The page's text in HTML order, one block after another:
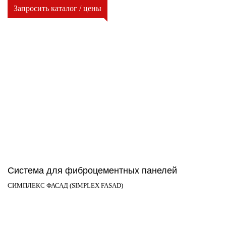
Запросить каталог / цены
Система для фиброцементных панелей
СИМПЛЕКС ФАСАД (SIMPLEX FASAD)